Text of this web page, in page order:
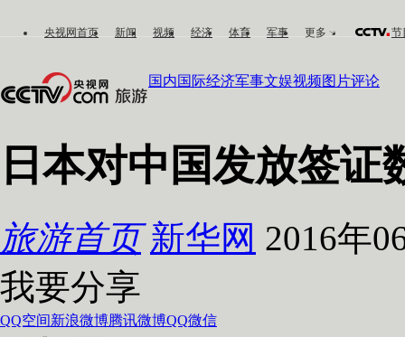
央视网首页 新闻 视频 经济 体育 军事 更多 节
国内国际经济军事文娱视频图片评论
日本对中国发放签证
旅游首页 新华网 2016年
我要分享
QQ空间新浪微博腾讯微博QQ微信